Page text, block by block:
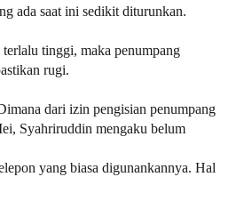
ada saat ini sedikit diturunkan.
tinggi, maka penumpang
rugi.
dari izin pengisian penumpang
Syahriruddin mengaku belum
yang biasa digunankannya. Hal